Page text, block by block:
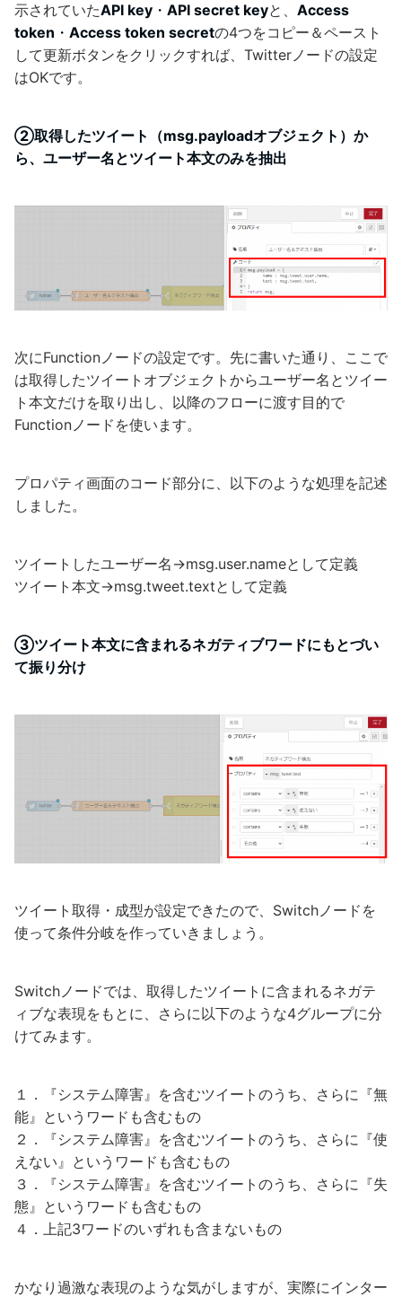
示されていたAPI key ・ API secret keyと、 Access
token ・ Access token secretの4つをコピー＆ペースト
して更新ボタンをクリックすれば、Twitterノードの設定
はOKです。
②取得したツイート（msg.payloadオブジェクト）か
ら、ユーザー名とツイート本文のみを抽出
次にFunctionノードの設定です。先に書いた通り、ここで
は取得したツイートオブジェクトからユーザー名とツイー
ト本文だけを取り出し、以降のフローに渡す目的で
Functionノードを使います。
プロパティ画面のコード部分に、以下のような処理を記述
しました。
ツイートしたユーザー名→msg.user.nameとして定義
ツイート本文→msg.tweet.textとして定義
③ツイート本文に含まれるネガティブワードにもとづい
て振り分け
ツイート取得・成型が設定できたので、Switchノードを
使って条件分岐を作っていきましょう。
Switchノードでは、取得したツイートに含まれるネガテ
ィブな表現をもとに、さらに以下のような4グループに分
けてみます。
１．『システム障害』を含むツイートのうち、さらに『無
能』というワードも含むもの
２．『システム障害』を含むツイートのうち、さらに『使
えない』というワードも含むもの
３．『システム障害』を含むツイートのうち、さらに『失
態』というワードも含むもの
４．上記3ワードのいずれも含まないもの
かなり過激な表現のような気がしますが、実際にインター